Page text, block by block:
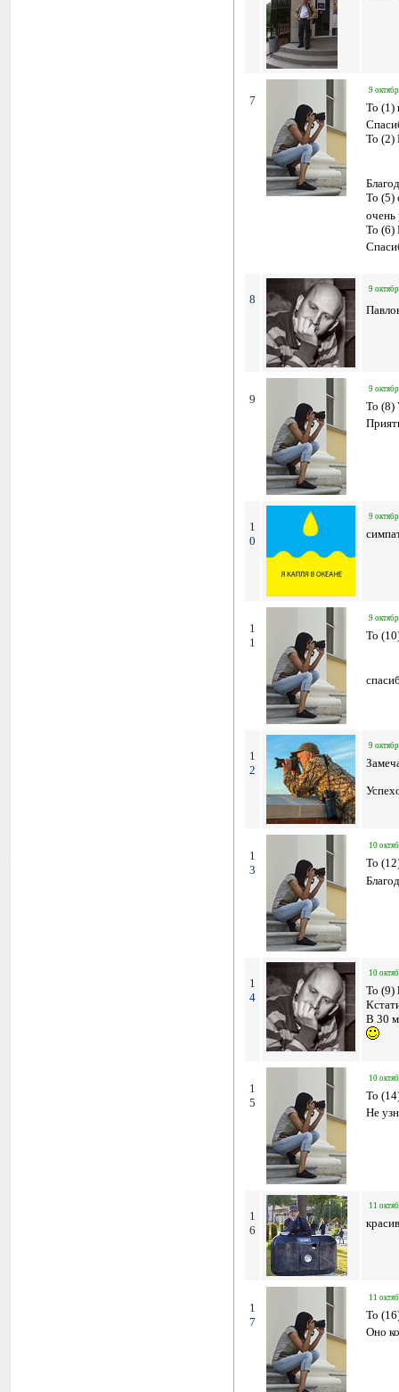
7
9
To (1)
To (2)
To
очень
To (6)
8
9
9
9
To (8)
1
0
9
1
1
9
To
1
2
9
1
3
10
To
1
4
10
To
В 30
1
5
10
To
Не
1
6
11
1
7
11
To
Оно